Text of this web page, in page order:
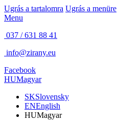
Ugrás a tartalomra Ugrás a menüre
Menu
037 / 631 88 41
info@zirany.eu
Facebook
HUMagyar
SKSlovensky
ENEnglish
HUMagyar